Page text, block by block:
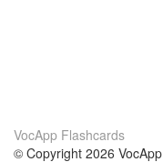
VocApp Flashcards
© Copyright 2026 VocApp